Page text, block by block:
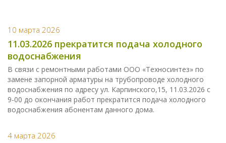
10 марта 2026
11.03.2026 прекратится подача холодного
водоснабжения
В связи с ремонтными работами ООО «Техносинтез» по
замене запорной арматуры на трубопроводе холодного
водоснабжения по адресу ул. Карпинского,15, 11.03.2026 с
9-00 до окончания работ прекратится подача холодного
водоснабжения абонентам данного дома.
4 марта 2026